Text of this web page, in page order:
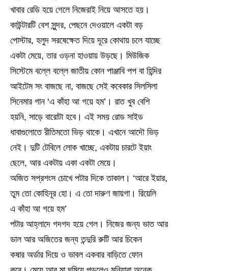
খাবার রেডি হয়ে গেলে নিজেরাই নিয়ে আসতে হয়।
কাউন্টারটি বেশ সুন্দর, পেছনে দেওয়ালে একটা বড়
পোস্টার, হলুদ সরষেক্ষেত দিয়ে দূরে কোথায় চলে যাচ্ছে
একটা মেয়ে, তার ওড়না হাওয়ায় উড়ছে। মিউজিক
সিস্টেমে বল্লে বল্লে জাতীয় কোন পাঞ্জাবি পপ বা হিন্দির
আইটেম সং বাজছে না, বাজছে সেই কবেকার সিলসিলা
সিনেমার গান ‘এ কাঁহা আ গয়ে হম’। রাত খুব বেশি
হয়নি, সাড়ে বারোটা হবে। এই সময় রোড সাইড
ধাবাগুলোতে রীতিমতো ভিড় থাকে। এখানে আদৌ ভিড়
নেই। দুটি টেবিলে লোক খাচ্ছে, একটায় চারটে ইয়াং
ছেলে, আর একটায় একা একটা মেয়ে।
অজিত সপ্রশংস চোখে পটার দিকে তাকাল। ‘আরে ইয়ার,
তুম তো কোহিনূর হো। এ তো দারুণ জায়গা। রিয়েলি
এ কাঁহা আ গয়ে হম’
পটার আহ্লাদে গদগদ হয়ে গেল। নিজের জন্য ভাত আর
ডাল আর অজিতের জন্য তন্দুরি রুটি আর চিকেন
কষার অর্ডার দিয়ে ও ভাবল একবার বাড়িতে ফোন